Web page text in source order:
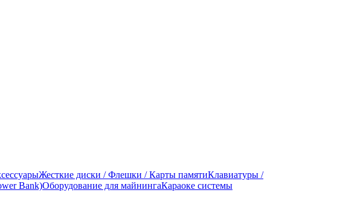
Жесткие диски / Флешки / Карты памятиКлавиатуры /
Bank)Оборудование для майнингаКараоке системы